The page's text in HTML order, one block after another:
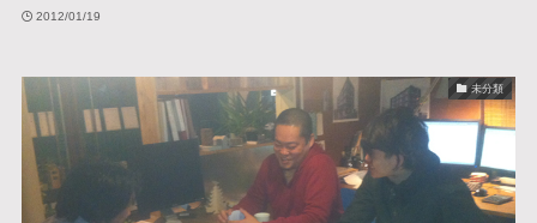
2012/01/19
未分類